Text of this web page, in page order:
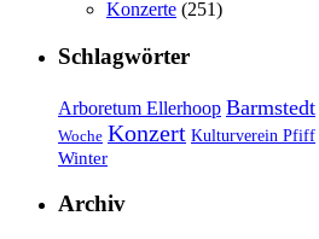
Konzerte (251)
Schlagwörter
Arboretum Ellerhoop Barmstedt
Woche Konzert Kulturverein Pfiff
Winter
Archiv